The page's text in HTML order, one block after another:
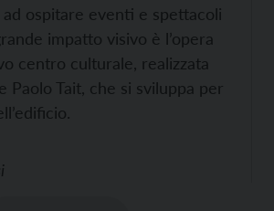
ospitare eventi e spettacoli
impatto visivo è l’opera
centro culturale, realizzata
Paolo Tait, che si sviluppa per